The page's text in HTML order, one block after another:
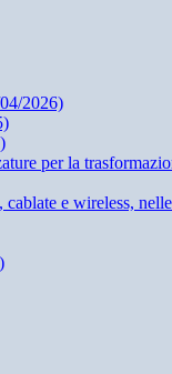
2026)
per la
e wireless,